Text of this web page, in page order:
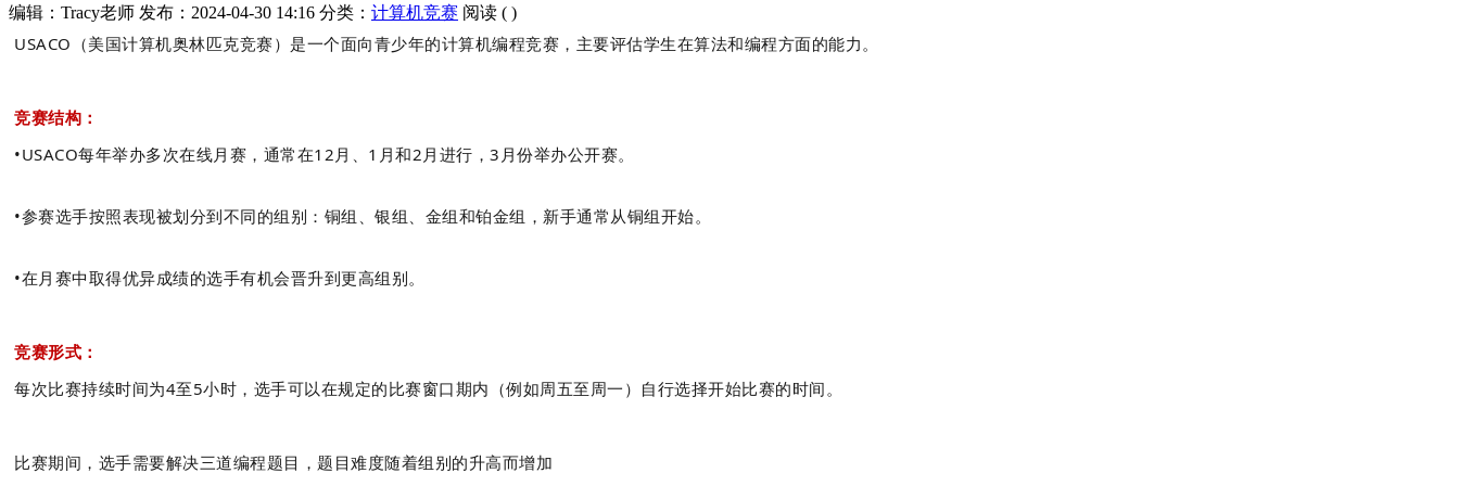
编辑：Tracy老师 发布：2024-04-30 14:16 分类： 计算机竞赛 阅读 ( )
USACO（美国计算机奥林匹克竞赛）是一个面向青少年的计算机编程竞赛，主要评估学生在算法和编程方面的能力。
竞赛结构：
•USACO每年举办多次在线月赛，通常在12月、1月和2月进行，3月份举办公开赛。
•参赛选手按照表现被划分到不同的组别：铜组、银组、金组和铂金组，新手通常从铜组开始。
•在月赛中取得优异成绩的选手有机会晋升到更高组别。
竞赛形式：
每次比赛持续时间为4至5小时，选手可以在规定的比赛窗口期内（例如周五至周一）自行选择开始比赛的时间。
比赛期间，选手需要解决三道编程题目，题目难度随着组别的升高而增加